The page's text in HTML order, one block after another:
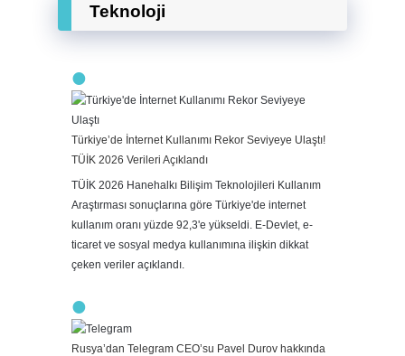
Teknoloji
Türkiye’de İnternet Kullanımı Rekor Seviyeye Ulaştı!
TÜİK 2026 Verileri Açıklandı
TÜİK 2026 Hanehalkı Bilişim Teknolojileri Kullanım
Araştırması sonuçlarına göre Türkiye'de internet
kullanım oranı yüzde 92,3'e yükseldi. E-Devlet, e-
ticaret ve sosyal medya kullanımına ilişkin dikkat
çeken veriler açıklandı.
Rusya’dan Telegram CEO’su Pavel Durov hakkında